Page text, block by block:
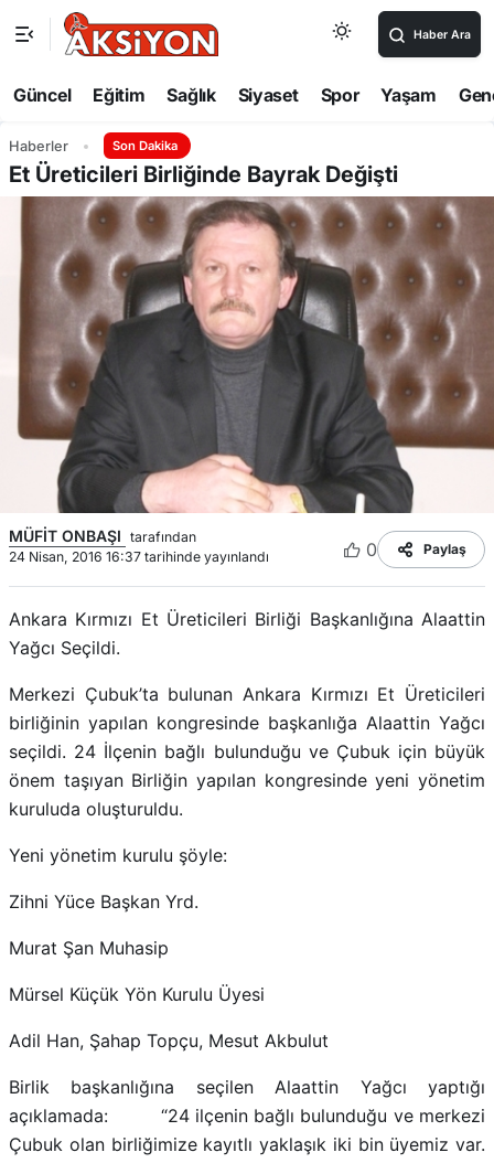
Haber Ara
Güncel Eğitim Sağlık Siyaset Spor Yaşam
Haberler Son Dakika
Et Üreticileri Birliğinde Bayrak Değişti
MÜFİT ONBAŞI tarafından
24 Nisan, 2016 16:37 tarihinde yayınlandı
0 Paylaş
Ankara Kırmızı Et Üreticileri Birliği Başkanlığına Alaattin
Yağcı Seçildi.
Merkezi Çubuk’ta bulunan Ankara Kırmızı Et Üreticileri
birliğinin yapılan kongresinde başkanlığa Alaattin Yağcı
seçildi. 24 İlçenin bağlı bulunduğu ve Çubuk için büyük
önem taşıyan Birliğin yapılan kongresinde yeni yönetim
kuruluda oluşturuldu.
Yeni yönetim kurulu şöyle:
Zihni Yüce Başkan Yrd.
Murat Şan Muhasip
Mürsel Küçük Yön Kurulu Üyesi
Adil Han, Şahap Topçu, Mesut Akbulut
Birlik başkanlığına seçilen Alaattin Yağcı yaptığı
açıklamada: “24 ilçenin bağlı bulunduğu ve merkezi
Çubuk olan birliğimize kayıtlı yaklaşık iki bin üyemiz var.